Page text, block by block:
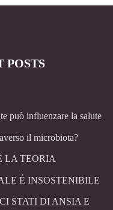
POSTS
può influenzare la salute
il microbiota?
LA TEORIA
É INSOSTENIBILE
STATI DI ANSIA E